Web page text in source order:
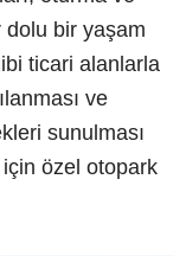
dolu bir yaşam
ticari alanlarla
ve
sunulması
özel otopark